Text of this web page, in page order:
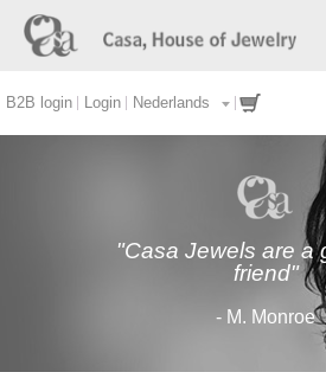
B2B login Login Nederlands
"Casa Jewels are a
friend"
- M. Monroe